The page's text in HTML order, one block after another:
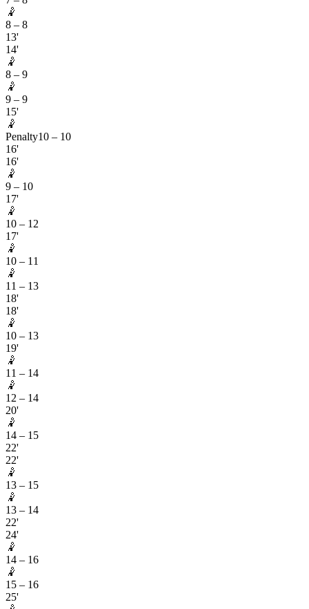
🤾
8 – 8
13'
14'
🤾
8 – 9
🤾
9 – 9
15'
🤾
Penalty10 – 10
16'
16'
🤾
9 – 10
17'
🤾
10 – 12
17'
🤾
10 – 11
🤾
11 – 13
18'
18'
🤾
10 – 13
19'
🤾
11 – 14
🤾
12 – 14
20'
🤾
14 – 15
22'
22'
🤾
13 – 15
🤾
13 – 14
22'
24'
🤾
14 – 16
🤾
15 – 16
25'